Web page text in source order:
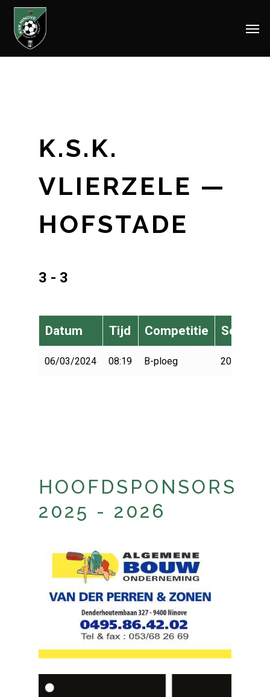
Skip
K.S.K.
VLIERZELE —
HOFSTADE
3 - 3
Datum Tijd Competitie Seizoen
06/03/2024 08:19 B-ploeg 2023-2024
HOOFDSPONSORS
2025 - 2026